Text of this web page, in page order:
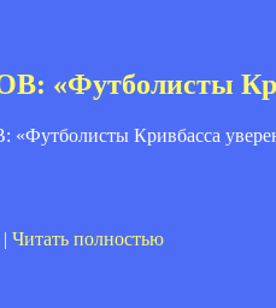
| Читать полностью